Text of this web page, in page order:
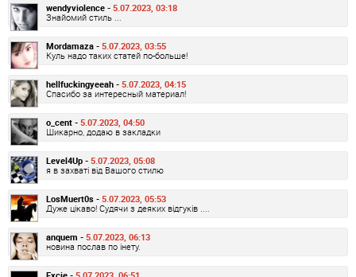
wendyviolence - 5.07.2023, 03:18
Знайомий стиль ...
Mordamaza - 5.07.2023, 03:55
Куль надо таких статей по-больше!
hellfuckingyeeah - 5.07.2023, 04:15
Спасибо за интересный материал!
o_cent - 5.07.2023, 04:50
Шикарно, додаю в закладки
Level4Up - 5.07.2023, 05:08
я в захваті від Вашого стилю
LosMuert0s - 5.07.2023, 05:53
Дуже цікаво! Судячи з деяких відгуків ....
anquem - 5.07.2023, 06:13
новина послав по інету.